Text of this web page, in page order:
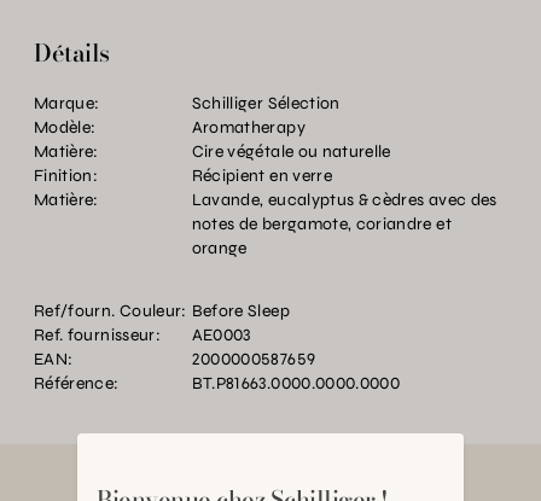
Détails
Marque:
Schilliger Sélection
Modèle:
Aromatherapy
Matière:
Cire végétale ou naturelle
Finition:
Récipient en verre
Matière:
Lavande, eucalyptus & cèdres avec des
notes de bergamote, coriandre et
orange
Ref/fourn. Couleur: Before Sleep
Ref. fournisseur:
AE0003
EAN:
2000000587659
Référence:
BT.P81663.0000.0000.0000